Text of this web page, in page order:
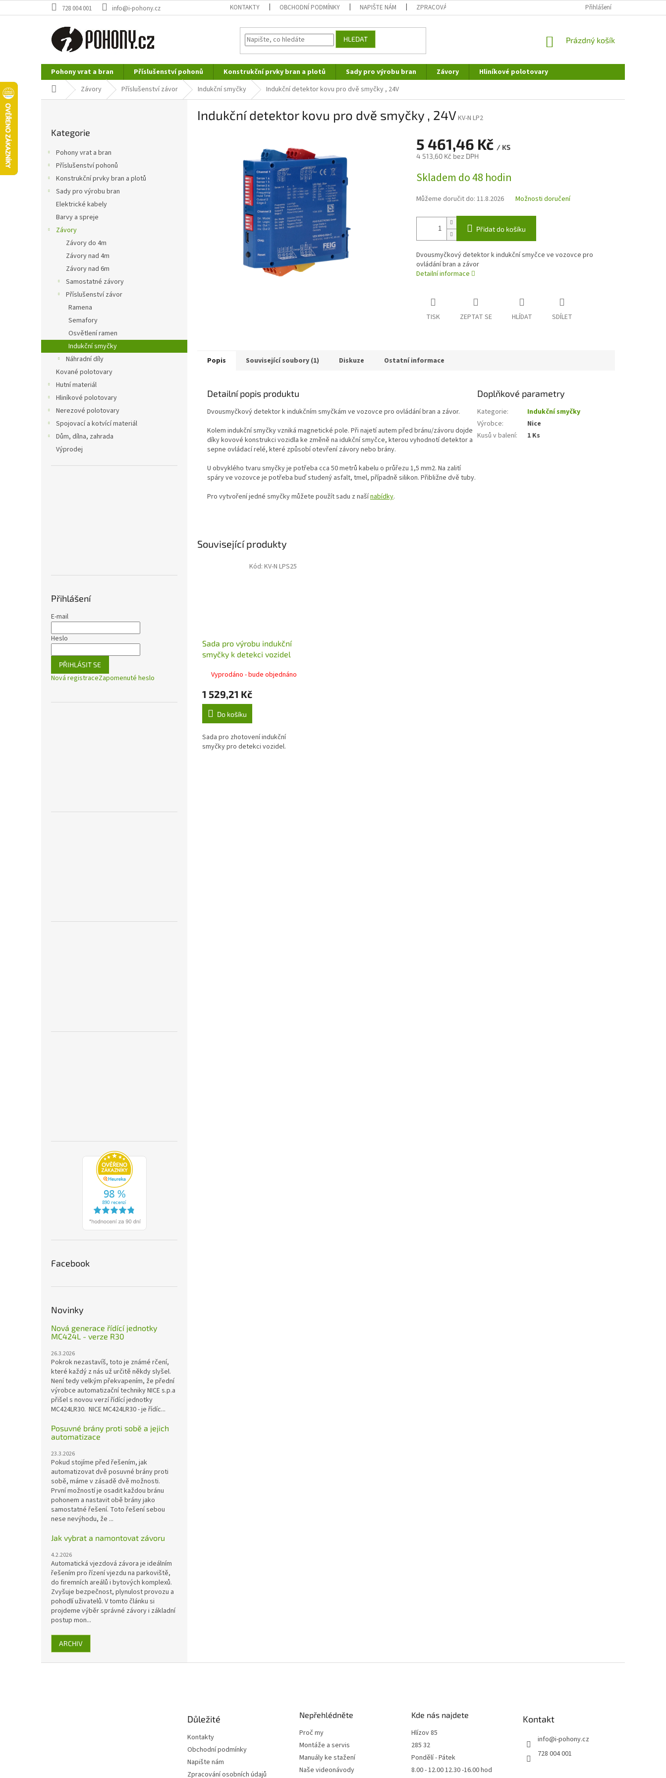
na
728 004 001 info@i-pohony.cz KONTAKTY OBCHODNÍ PODMÍNKY NAPIŠTE NÁM ZPRACOVÁNÍ OSOBNÍCH ÚDAJŮ REKLAMAČNÍ ŘÁD
Přihlášení
HLEDAT
NÁKUPNÍ
Prázdný košík
Pohony vrat a bran Příslušenství pohonů Konstrukční prvky bran a plotů Sady pro výrobu bran Závory
Hliníkové polotovary
Nerezové polotovary
Hutní materiál
Domů Závory Příslušenství závor Indukční smyčky Indukční detektor kovu pro dvě smyčky , 24V
kategorie
Kategorie
Pohony vrat a bran
Příslušenství pohonů
Konstrukční prvky bran a plotů
Sady pro výrobu bran
Elektrické kabely
Barvy a spreje
Závory
Závory do 4m
Závory nad 4m
Závory nad 6m
Samostatné závory
Příslušenství závor
Ramena
Semafory
Osvětlení ramen
Indukční smyčky
Náhradní díly
Kované polotovary
Hutní materiál
Hliníkové polotovary
Nerezové polotovary
Spojovací a kotvící materiál
Dům, dílna, zahrada
Výprodej
Přihlášení
E-mail
Heslo
PŘIHLÁSIT SE
Nová registraceZapomenuté heslo
Facebook
Novinky
Nová generace řídící jednotky
MC424L - verze R30
26.3.2026
Pokrok nezastavíš, toto je známé rčení,
které každý z nás už určitě někdy slyšel.
Není tedy velkým překvapením, že přední
výrobce automatizační techniky NICE s.p.a
přišel s novou verzí řídící jednotky
MC424LR30. NICE MC424LR30 - je řídíc...
Posuvné brány proti sobě a jejich
automatizace
23.3.2026
Pokud stojíme před řešením, jak
automatizovat dvě posuvné brány proti
sobě, máme v zásadě dvě možnosti.
První možností je osadit každou bránu
pohonem a nastavit obě brány jako
samostatné řešení. Toto řešení sebou
nese nevýhodu, že ...
Jak vybrat a namontovat závoru
4.2.2026
Automatická vjezdová závora je ideálním
řešením pro řízení vjezdu na parkoviště,
do firemních areálů i bytových komplexů.
Zvyšuje bezpečnost, plynulost provozu a
pohodlí uživatelů. V tomto článku si
projdeme výběr správné závory i základní
postup mon...
ARCHIV
Indukční detektor kovu pro dvě smyčky , 24VKV-N LP2
5 461,46 Kč / KS
4 513,60 Kč bez DPH
cena:
Skladem do 48 hodin
Můžeme doručit do: 11.8.2026 Možnosti doručení
Přidat do košíku
Dvousmyčkový detektor k indukční smyčce ve vozovce pro
ovládání bran a závor
Detailní informace
TISK ZEPTAT SE HLÍDAT SDÍLET
Související produkty
Sada pro výrobu indukční
smyčky k detekci vozidel
Vyprodáno - bude objednáno
1 529,21 Kč
Do košíku
Sada pro zhotovení indukční
smyčky pro detekci vozidel.
Kód: KV-N LPS25
Popis Související soubory (1) Diskuze Ostatní informace
Detailní popis produktu
Dvousmyčkový detektor k indukčním smyčkám ve vozovce pro ovládání bran a závor.
Kolem indukční smyčky vzniká magnetické pole. Při najetí autem před bránu/závoru dojde
díky kovové konstrukci vozidla ke změně na idukční smyčce, kterou vyhodnotí detektor a
sepne ovládací relé, které způsobí otevření závory nebo brány.
U obvyklého tvaru smyčky je potřeba cca 50 metrů kabelu o průřezu 1,5 mm2. Na zalití
spáry ve vozovce je potřeba buď studený asfalt, tmel, případně silikon. Přibližne dvě tuby.
Pro vytvoření jedné smyčky můžete použít sadu z našínabídky.
Doplňkové parametry
Kategorie:
Indukční smyčky
Výrobce:
Nice
Kusů v balení: 1 Ks
Důležité
Kontakty
Obchodní podmínky
Napište nám
Zpracování osobních údajů
Nepřehlédněte
Proč my
Montáže a servis
Manuály ke stažení
Naše videonávody
Kde nás najdete
Hlízov 85
285 32
Pondělí - Pátek
8.00 - 12.00 12.30 -16.00 hod
Kontakt
info@i-pohony.cz
728 004 001